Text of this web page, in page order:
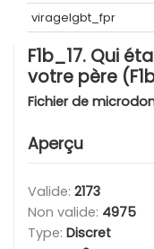
viragelgbt_fpr
F1b_17. Qui
votre père
Fichier de
Aperçu
Valide: 2173
Non valide: 4975
Type: Discret